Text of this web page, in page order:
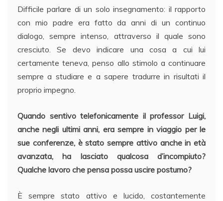
Difficile parlare di un solo insegnamento: il rapporto
con mio padre era fatto da anni di un continuo
dialogo, sempre intenso, attraverso il quale sono
cresciuto. Se devo indicare una cosa a cui lui
certamente teneva, penso allo stimolo a continuare
sempre a studiare e a sapere tradurre in risultati il
proprio impegno.
Quando sentivo telefonicamente il professor Luigi,
anche negli ultimi anni, era sempre in viaggio per le
sue conferenze, è stato sempre attivo anche in età
avanzata, ha lasciato qualcosa d’incompiuto?
Qualche lavoro che pensa possa uscire postumo?
È sempre stato attivo e lucido, costantemente